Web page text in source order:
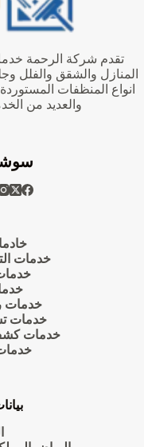
تقدم شركة الرحمة
المنازل والشقق والفلل
انواع المنظفات
والعديد من
خدمات
خدمات
خدمات
خدمات